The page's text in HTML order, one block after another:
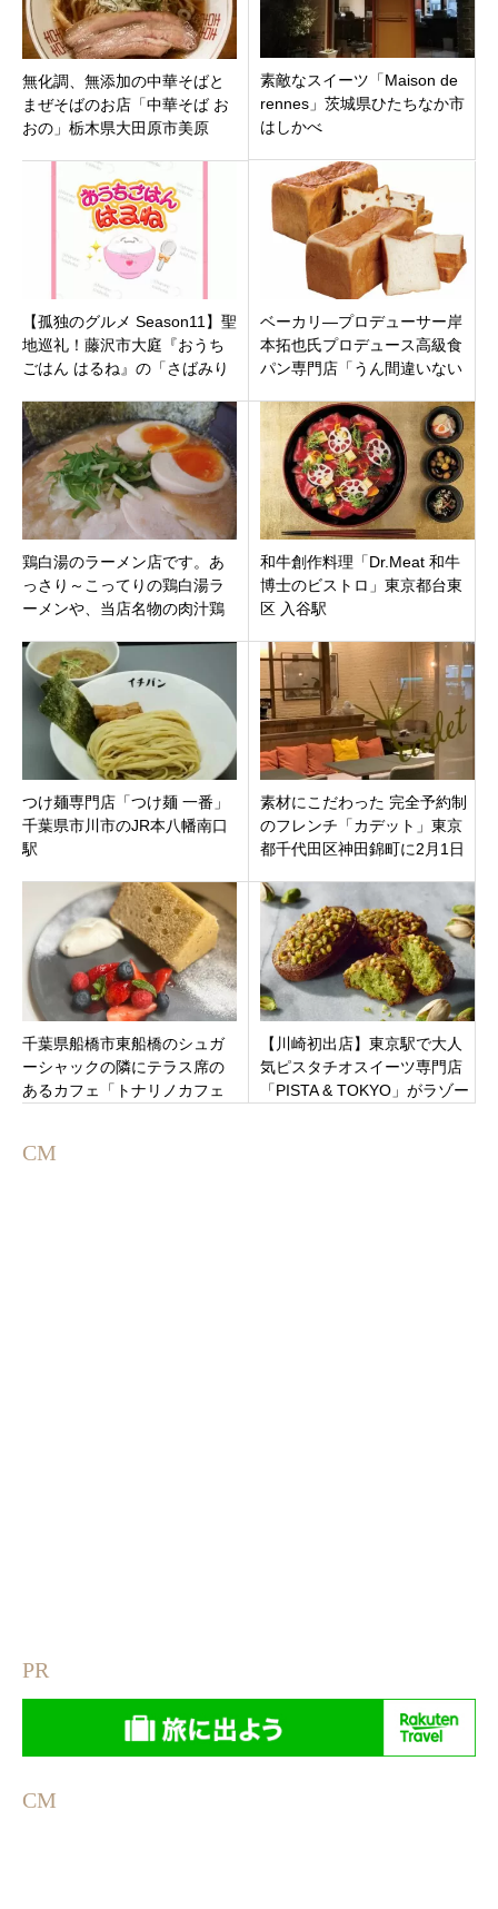
無化調、無添加の中華そばと
まぜそばのお店「中華そば お
おの」栃木県大田原市美原
素敵なスイーツ「Maison de
rennes」茨城県ひたちなか市
はしかべ
【孤独のグルメ Season11】聖
地巡礼！藤沢市大庭『おうち
ごはん はるね』の「さばみり
いしれる
ベーカリ―プロデューサー岸
本拓也氏プロデュース高級食
パン専門店「うん間違いない
谷区
鶏白湯のラーメン店です。あ
っさり～こってりの鶏白湯ラ
ーメンや、当店名物の肉汁鶏
ち」東京都江東区住吉駅
和牛創作料理「Dr.Meat 和牛
博士のビストロ」東京都台東
区 入谷駅
つけ麺専門店「つけ麺 一番」
千葉県市川市のJR本八幡南口
駅
素材にこだわった 完全予約制
のフレンチ「カデット」東京
都千代田区神田錦町に2月1日
千葉県船橋市東船橋のシュガ
ーシャックの隣にテラス席の
あるカフェ「トナリノカフェ
【川崎初出店】東京駅で大人
気ピスタチオスイーツ専門店
「PISTA & TOKYO」がラゾー
CM
PR
CM